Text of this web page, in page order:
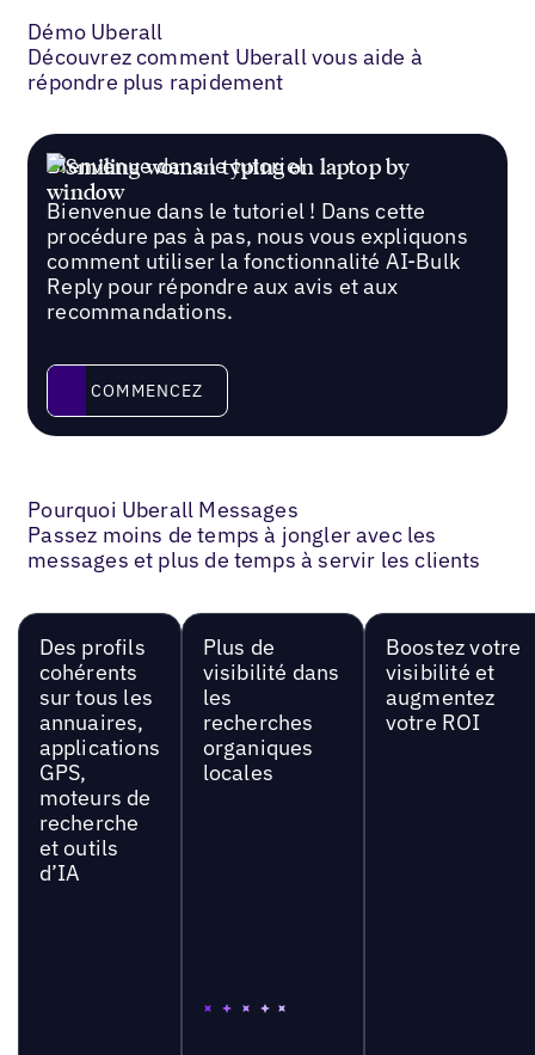
Démo Uberall
Découvrez comment Uberall vous aide à
répondre plus rapidement
Bienvenue dans le tutoriel
Bienvenue dans le tutoriel ! Dans cette
procédure pas à pas, nous vous expliquons
comment utiliser la fonctionnalité AI-Bulk
Reply pour répondre aux avis et aux
recommandations.
Commencez
COMMENCEZ
Pourquoi Uberall Messages
Passez moins de temps à jongler avec les
messages et plus de temps à servir les clients
Des profils
cohérents
sur tous les
annuaires,
applications
GPS,
moteurs de
recherche
et outils
d’IA
Plus de
visibilité dans
les
recherches
organiques
locales
Boostez votre
visibilité et
augmentez
votre ROI